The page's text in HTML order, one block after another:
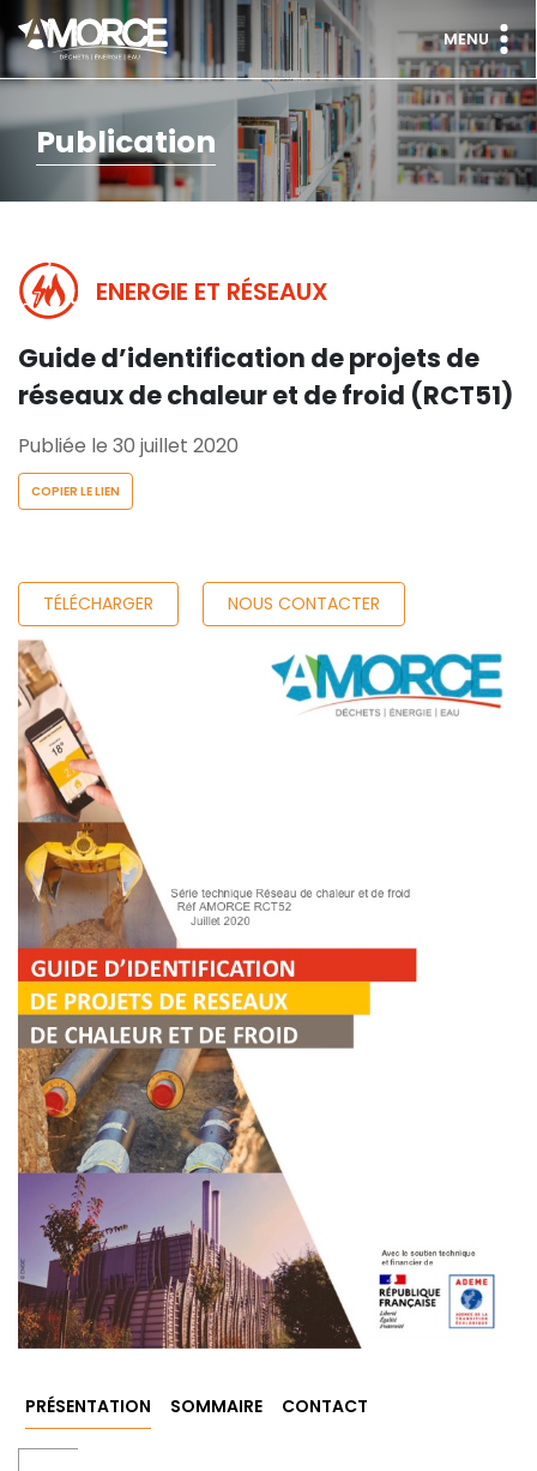
MENU
Publication
ENERGIE ET RÉSEAUX
Guide d’identification de projets de
réseaux de chaleur et de froid (RCT51)
Publiée le 30 juillet 2020
COPIER LE LIEN
TÉLÉCHARGER NOUS CONTACTER
PRÉSENTATION SOMMAIRE CONTACT